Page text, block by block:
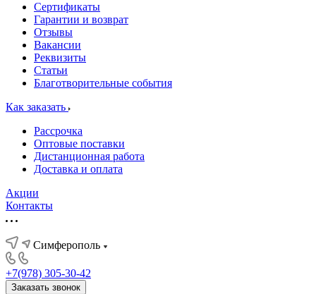
Сертификаты
Гарантии и возврат
Отзывы
Вакансии
Реквизиты
Статьи
Благотворительные события
Как заказать
Рассрочка
Оптовые поставки
Дистанционная работа
Доставка и оплата
Акции
Контакты
Симферополь
+7(978) 305-30-42
Заказать звонок